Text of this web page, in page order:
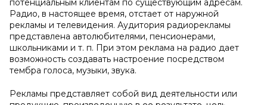
потенциальным клиентам по существующим адресам.
Радио, в настоящее время, отстает от наружной
рекламы и телевидения. Аудитория радиорекламы
представлена автолюбителями, пенсионерами,
школьниками и т. п. При этом реклама на радио дает
возможность создавать настроение посредством
тембра голоса, музыки, звука.
Рекламы представляет собой вид деятельности или